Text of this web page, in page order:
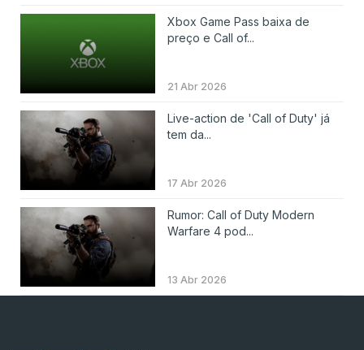
Xbox Game Pass baixa de
preço e Call of...
21 Abr 2026
Live-action de 'Call of Duty' já
tem da...
17 Abr 2026
Rumor: Call of Duty Modern
Warfare 4 pod...
13 Abr 2026